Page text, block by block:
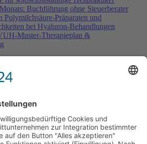
Buchführung ohne Steuerberater
Polymilchsäure-Präparaten und
bei Hyaluron-Behandlungen
Muster-Therapieplan &
rezeptfreie Medikamente
das Darmbakterium Bacteroides vulgatus
Heilpraktiker e.V.